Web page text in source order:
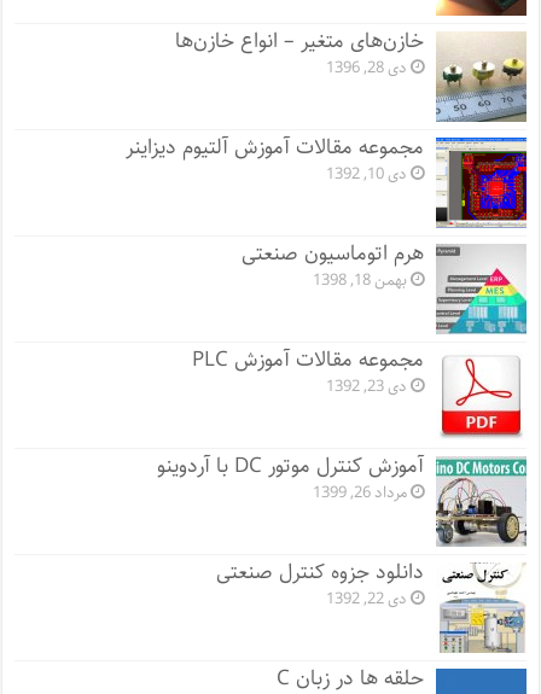
خازن‌های متغیر – انواع خازن‌ها
دی 28, 1396
مجموعه مقالات آموزش آلتیوم دیزاینر
دی 10, 1392
هرم اتوماسیون صنعتی
بهمن 18, 1398
مجموعه مقالات آموزش PLC
دی 23, 1392
آموزش کنترل موتور DC با آردوینو
مرداد 26, 1399
دانلود جزوه کنترل صنعتی
دی 22, 1392
حلقه ها در زبان C